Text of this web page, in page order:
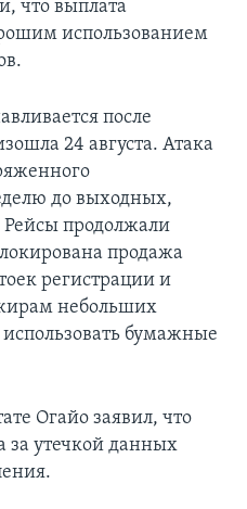
что выплата
использованием
после
24 августа. Атака
до выходных,
продолжали
продажа
регистрации и
небольших
бумажные
Огайо заявил, что
за утечкой данных